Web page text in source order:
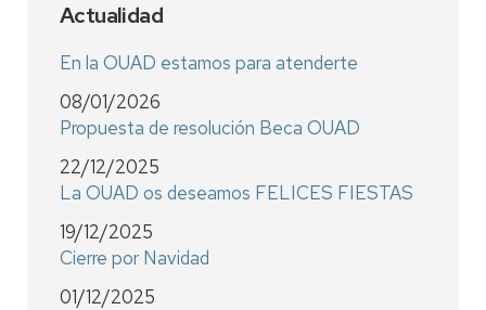
Actualidad
En la OUAD estamos para atenderte
08/01/2026
Propuesta de resolución Beca OUAD
22/12/2025
La OUAD os deseamos FELICES FIESTAS
19/12/2025
Cierre por Navidad
01/12/2025